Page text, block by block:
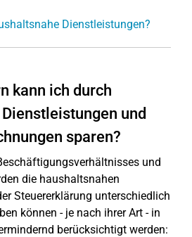
Dienstleistungen?
kann ich durch
und
sparen?
und
die haushaltsnahen
Steuererklärung unterschiedlich
können - je nach ihrer Art - in
berücksichtigt werden: